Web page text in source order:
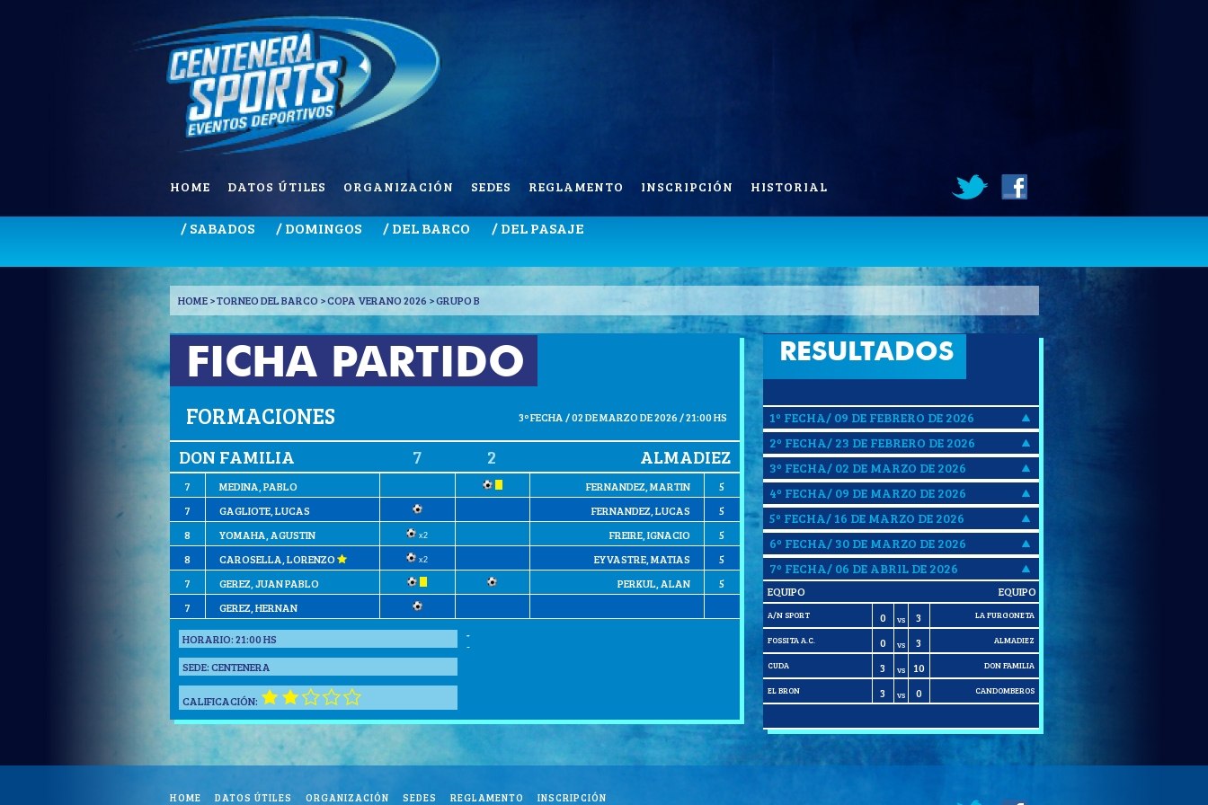
HOME DATOS ÚTILES ORGANIZACIÓN SEDES REGLAMENTO INSCRIPCIÓN HISTORIAL
/ SABADOS / DOMINGOS / DEL BARCO / DEL PASAJE
HOME> TORNEO DEL BARCO > COPA VERANO 2026 > GRUPO B
FICHA PARTIDO
FORMACIONES 3º FECHA / 02 DE MARZO DE 2026 / 21:00 HS
DON FAMILIA 7 2 ALMADIEZ
7 MEDINA, PABLO FERNANDEZ, MARTIN
5
7
GAGLIOTE, LUCAS FERNANDEZ, LUCAS
5
8
YOMAHA, AGUSTIN x2 FREIRE, IGNACIO
5
8
CAROSELLA, LORENZO x2 EYVASTRE, MATIAS
5
7
GEREZ, JUAN PABLO PERKUL, ALAN
5
7
GEREZ, HERNAN
HORARIO:21:00 HS
SEDE:CENTENERA
CALIFICACIÓN:
-
-
RESULTADOS
1º FECHA/ 09 DE FEBRERO DE 2026
2º FECHA/ 23 DE FEBRERO DE 2026
3º FECHA/ 02 DE MARZO DE 2026
4º FECHA/ 09 DE MARZO DE 2026
5º FECHA/ 16 DE MARZO DE 2026
6º FECHA/ 30 DE MARZO DE 2026
7º FECHA/ 06 DE ABRIL DE 2026
EQUIPO EQUIPO
A/N SPORT 0 VS 3 LA FURGONETA
FOSSITA A.C. 0 VS 3 ALMADIEZ
CUDA 3 VS 10 DON FAMILIA
EL BRON 3 VS 0 CANDOMBEROS
HOME DATOS ÚTILES ORGANIZACIÓN SEDES REGLAMENTO INSCRIPCIÓN